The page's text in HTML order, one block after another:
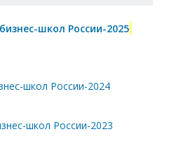
школ России-2025
школ России-2024
школ России-2023